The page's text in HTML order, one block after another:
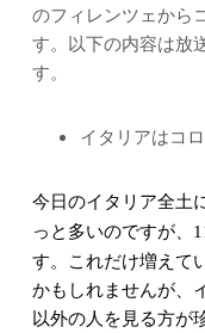
のフィレンツェから
す。以下の内容は放
す。
イタリアはコ
今日のイタリア全土
っと多いのですが、
す。これだけ増えて
かもしれませんが、
以外の人を見る方が